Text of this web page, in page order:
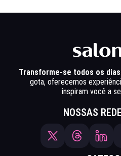
Transforme-se todos os dias
gota, oferecemos
inspiram você a
NOSSAS